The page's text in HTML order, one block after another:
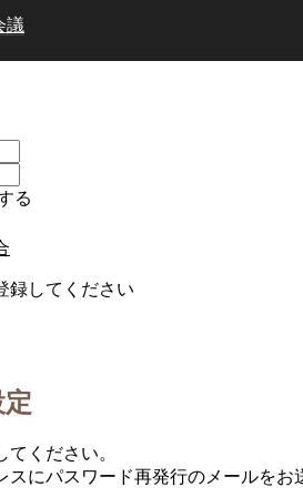
議
る
録してください
てください。
スにパスワード再発行のメールをお